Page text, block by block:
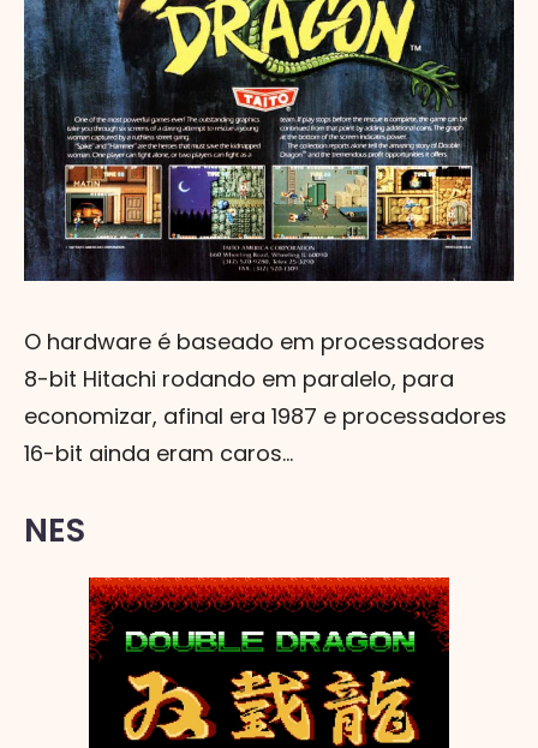
O hardware é baseado em processadores
8-bit Hitachi rodando em paralelo, para
economizar, afinal era 1987 e processadores
16-bit ainda eram caros...
NES